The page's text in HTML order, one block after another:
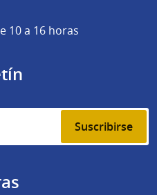
10 a 16 horas
Suscribirse